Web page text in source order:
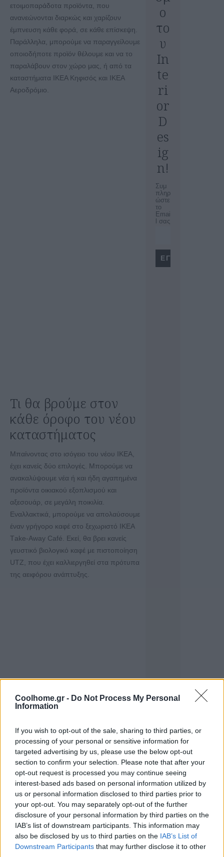
Coolhome.gr - Do Not Process My Personal
Information
If you wish to opt-out of the sale, sharing to third parties, or
processing of your personal or sensitive information for
targeted advertising by us, please use the below opt-out
section to confirm your selection. Please note that after your
opt-out request is processed you may continue seeing
interest-based ads based on personal information utilized by
us or personal information disclosed to third parties prior to
your opt-out. You may separately opt-out of the further
disclosure of your personal information by third parties on the
IAB’s list of downstream participants. This information may
also be disclosed by us to third parties on the IAB’s List of
Downstream Participants that may further disclose it to other
ετοιμοπαράδοτα προϊόντα, που
ανανεώνονται διαρκώς και χαρίζουν
έμπνευση κάθε φορά, σε κάθε επίσκεψη.
Παράλληλα, μπορούμε να παραγγείλουμε
οποιοδήποτε προϊόν θέλουμε και να το
παραλάβουν στον χώρο μας, ή από τα
καταστήματα ΙΚΕΑ Κηφισός και ΙΚΕΑ
Αεροδρόμιο.
Τι θα βρούμε στον
κάθε όροφο του νέου
καταστήματος
Μπαίνοντας στο ισόγειο του νέου ΙΚΕΑ,
έχει κανείς δύο επιλογές. Μπορούμε να
ανακαλύψουμε νέα ή και ήδη αγαπημένα
προϊόντα οικιακού εξοπλισμού και
αξεσουάρ, σε μεγάλη ποικιλία.
Εναλλακτικά, μπορούμε να απολαύσουμε
έναν γρήγορο καφέ στο ξεχωριστό ΙΚΕΑ
Τake-Αway Café. Εκεί, θα βρει κανείς
γευστικό βιολογικό καφέ με πιστοποίηση
UTZ, που έχει καλλιεργηθεί στα πρότυπα
της αειφόρου ανάπτυξης.
ο
το
υ
In
te
ri
or
D
es
ig
n!
Συμ
πληρ
ώστε
το
Emai
l σας